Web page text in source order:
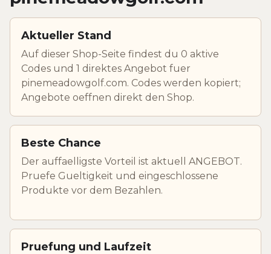
Aktueller Stand
Auf dieser Shop-Seite findest du 0 aktive
Codes und 1 direktes Angebot fuer
pinemeadowgolf.com. Codes werden kopiert;
Angebote oeffnen direkt den Shop.
Beste Chance
Der auffaelligste Vorteil ist aktuell ANGEBOT.
Pruefe Gueltigkeit und eingeschlossene
Produkte vor dem Bezahlen.
Pruefung und Laufzeit